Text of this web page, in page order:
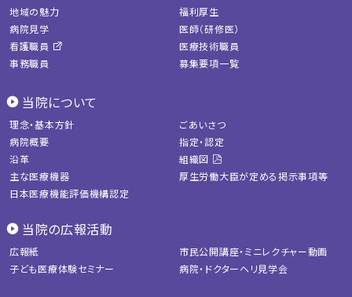
地域の魅力
福利厚生
病院見学
医師（研修医）
看護職員
医療技術職員
事務職員
募集要項一覧
当院について
理念・基本方針
ごあいさつ
病院概要
指定・認定
沿革
組織図
主な医療機器
厚生労働大臣が定める掲示事項等
日本医療機能評価機構認定
当院の広報活動
広報紙
市民公開講座・ミニレクチャー動画
子ども医療体験セミナー
病院・ドクターヘリ見学会